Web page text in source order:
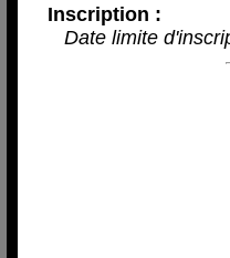
Inscription :
Date limite